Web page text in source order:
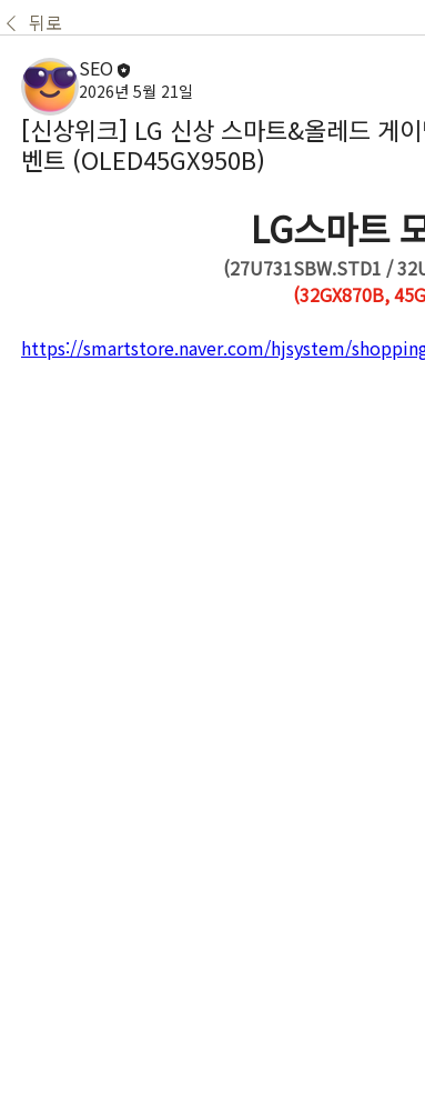
뒤로
SEO
2026년 5월 21일
[신상위크] LG 신상 스마트&올레드 게
벤트 (OLED45GX950B)
LG스마트
(27U731SBW.STD1 /
(32GX870B,
https://smartstore.naver.com/hjsystem/